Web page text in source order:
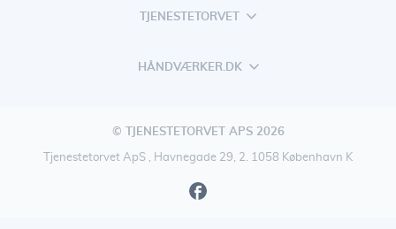
TJENESTETORVET
HÅNDVÆRKER.DK
© TJENESTETORVET APS 2026
Tjenestetorvet ApS , Havnegade 29, 2. 1058 København K